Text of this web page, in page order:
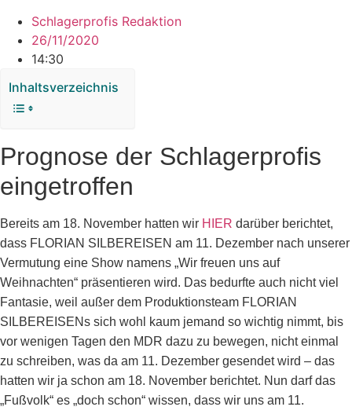
Schlagerprofis Redaktion
26/11/2020
14:30
Inhaltsverzeichnis
Prognose der Schlagerprofis
eingetroffen
Bereits am 18. November hatten wir HIER darüber berichtet,
dass FLORIAN SILBEREISEN am 11. Dezember nach unserer
Vermutung eine Show namens „Wir freuen uns auf
Weihnachten“ präsentieren wird. Das bedurfte auch nicht viel
Fantasie, weil außer dem Produktionsteam FLORIAN
SILBEREISENs sich wohl kaum jemand so wichtig nimmt, bis
vor wenigen Tagen den MDR dazu zu bewegen, nicht einmal
zu schreiben, was da am 11. Dezember gesendet wird – das
hatten wir ja schon am 18. November berichtet. Nun darf das
„Fußvolk“ es „doch schon“ wissen, dass wir uns am 11.